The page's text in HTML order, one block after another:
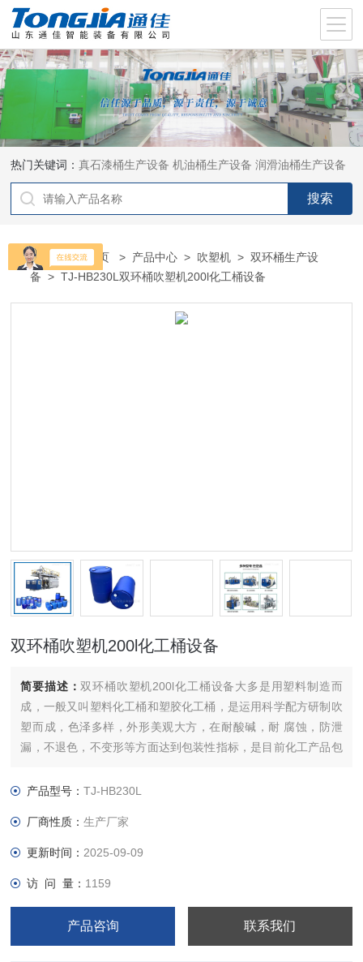
热门关键词：真石漆桶生产设备 机油桶生产设备 润滑油桶生产设备
当前位置：首页 > 产品中心 > 吹塑机 >双环桶生产设
备 > TJ-HB230L双环桶吹塑机200l化工桶设备
双环桶吹塑机200l化工桶设备
简要描述：双环桶吹塑机200l化工桶设备大多是用塑料制造而
成，一般又叫塑料化工桶和塑胶化工桶，是运用科学配方研制吹
塑而成，色泽多样，外形美观大方，在耐酸碱，耐 腐蚀，防泄
漏，不退色，不变形等方面达到包装性指标，是目前化工产品包
产品型号：TJ-HB230L
厂商性质：生产厂家
更新时间： 2025-09-09
访 问 量： 1159
产品咨询 联系我们